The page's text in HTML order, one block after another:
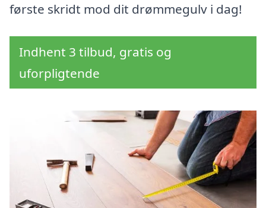
første skridt mod dit drømmegulv i dag!
Indhent 3 tilbud, gratis og
uforpligtende